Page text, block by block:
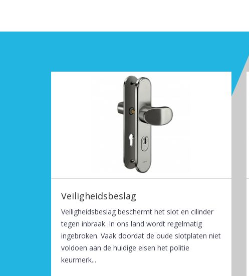
Veiligheidsbeslag
Veiligheidsbeslag beschermt het slot en cilinder
tegen inbraak. In ons land wordt regelmatig
ingebroken. Vaak doordat de oude slotplaten niet
voldoen aan de huidige eisen het politie
keurmerk...